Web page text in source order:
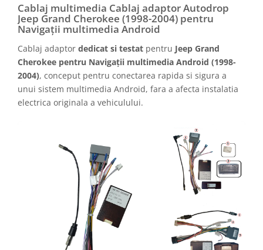
Cablaj multimedia Cablaj adaptor Autodrop
Jeep Grand Cherokee (1998-2004) pentru
Navigații multimedia Android
Cablaj adaptor dedicat si testat pentru Jeep Grand
Cherokee pentru Navigații multimedia Android (1998-
2004), conceput pentru conectarea rapida si sigura a
unui sistem multimedia Android, fara a afecta instalatia
electrica originala a vehiculului.